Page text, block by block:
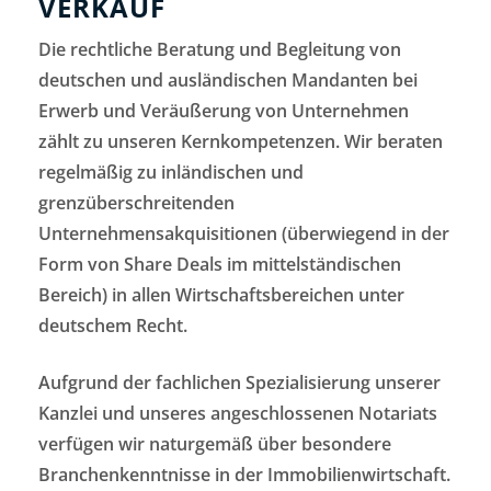
Die rechtliche Beratung und Begleitung von
deutschen und ausländischen Mandanten bei
Erwerb und Veräußerung von Unternehmen
zählt zu unseren Kernkompetenzen. Wir beraten
regelmäßig zu inländischen und
grenzüberschreitenden
Unternehmensakquisitionen (überwiegend in der
Form von Share Deals im mittelständischen
Bereich) in allen Wirtschaftsbereichen unter
deutschem Recht.
Aufgrund der fachlichen Spezialisierung unserer
Kanzlei und unseres angeschlossenen Notariats
verfügen wir naturgemäß über besondere
Branchenkenntnisse in der Immobilienwirtschaft.